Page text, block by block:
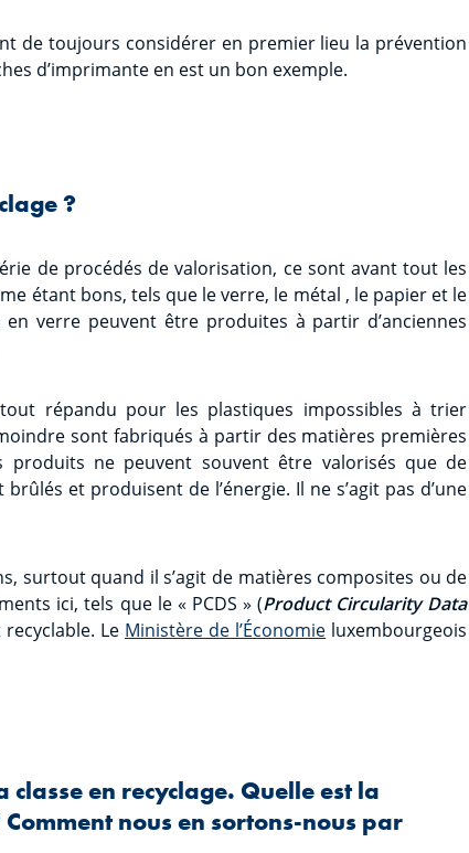
de toujours considérer en premier lieu la prévention
d’imprimante en est un bon exemple.
?
de procédés de valorisation, ce sont avant tout les
étant bons, tels que le verre, le métal , le papier et le
verre peuvent être produites à partir d’anciennes
répandu pour les plastiques impossibles à trier
sont fabriqués à partir des matières premières
produits ne peuvent souvent être valorisés que de
et produisent de l’énergie. Il ne s’agit pas d’une
surtout quand il s’agit de matières composites ou de
ici, tels que le « PCDS » (Product Circularity Data
Le Ministère de l’Économie luxembourgeois
en recyclage. Quelle est la
nous en sortons-nous par